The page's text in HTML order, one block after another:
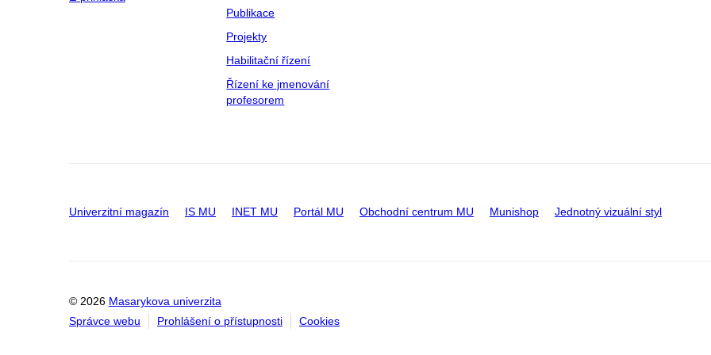
Publikace
Projekty
Habilitační řízení
Řízení ke jmenování
profesorem
Univerzitní magazín IS MU INET MU Portál MU Obchodní centrum MU Munishop Jednotný vizuální styl
© 2026 Masarykova univerzita
Správce webu
Prohlášení o přístupnosti Cookies